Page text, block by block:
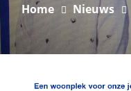
Home Nieuws